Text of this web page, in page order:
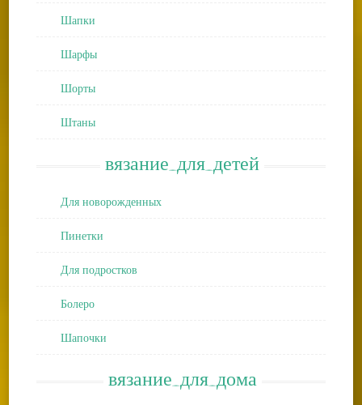
Шапки
Шарфы
Шорты
Штаны
вязание_для_детей
Для новорожденных
Пинетки
Для подростков
Болеро
Шапочки
вязание_для_дома